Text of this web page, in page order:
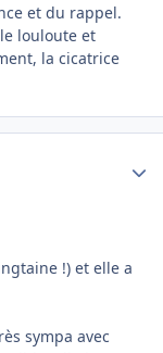
et du rappel.
louloute et
la cicatrice
!) et elle a
sympa avec